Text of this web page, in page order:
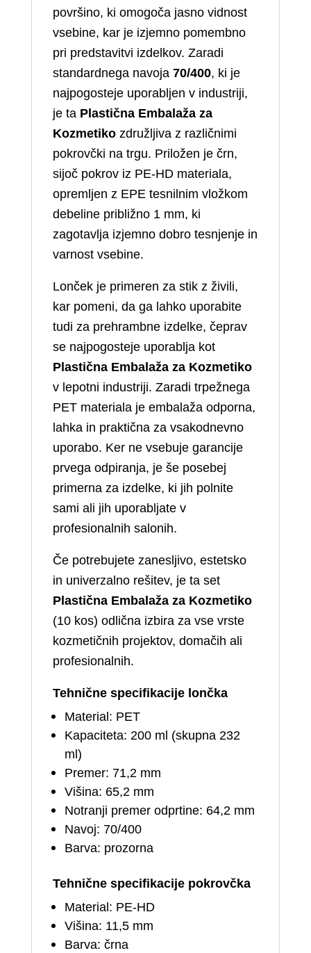
površino, ki omogoča jasno vidnost
vsebine, kar je izjemno pomembno
pri predstavitvi izdelkov. Zaradi
standardnega navoja 70/400, ki je
najpogosteje uporabljen v industriji,
je ta Plastična Embalaža za
Kozmetikozdružljiva z različnimi
pokrovčki na trgu. Priložen je črn,
sijoč pokrov iz PE-HD materiala,
opremljen z EPE tesnilnim vložkom
debeline približno 1 mm, ki
zagotavlja izjemno dobro tesnjenje in
varnost vsebine.
Lonček je primeren za stik z živili,
kar pomeni, da ga lahko uporabite
tudi za prehrambne izdelke, čeprav
se najpogosteje uporablja kot
Plastična Embalaža za Kozmetiko
v lepotni industriji. Zaradi trpežnega
PET materiala je embalaža odporna,
lahka in praktična za vsakodnevno
uporabo. Ker ne vsebuje garancije
prvega odpiranja, je še posebej
primerna za izdelke, ki jih polnite
sami ali jih uporabljate v
profesionalnih salonih.
Če potrebujete zanesljivo, estetsko
in univerzalno rešitev, je ta set
Plastična Embalaža za Kozmetiko
(10 kos) odlična izbira za vse vrste
kozmetičnih projektov, domačih ali
profesionalnih.
Tehnične specifikacije lončka
Material: PET
Kapaciteta: 200 ml (skupna 232
ml)
Premer: 71,2 mm
Višina: 65,2 mm
Notranji premer odprtine: 64,2 mm
Navoj: 70/400
Barva: prozorna
Tehnične specifikacije pokrovčka
Material: PE-HD
Višina: 11,5 mm
Barva: črna